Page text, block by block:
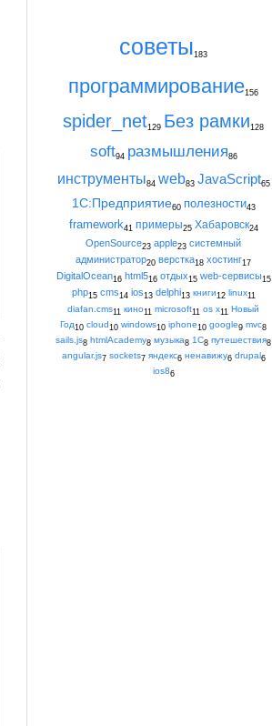
советы183
программирование156
spider_net129 Без рамки128
soft94 размышления86
инструменты84 web83 JavaScript65
1С:Предприятие60 полезности43
framework41 примеры25 Хабаровск24
OpenSource23 apple23 системный
администратор20 верстка18 хостинг17
DigitalOcean16 html516 отдых15 web-сервисы15
php15 cms14 ios13 delphi13 книги12 linux11
diafan.cms11 кино11 microsoft11 os x11 Новый
Год10 cloud10 windows10 iphone10 google9 mvc8
sails.js8 htmlAcademy8 музыка8 1С8 путешествия8
angular.js7 sockets7 яндекс6 ненавижу6 drupal6
ios86